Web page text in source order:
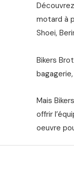
motard à
Shoei,
Bikers
Mais
offrir
oeuvre